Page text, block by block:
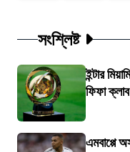
সংশ্লিষ্ট
ইন্টার
ফিফা
এমবাপ্পে